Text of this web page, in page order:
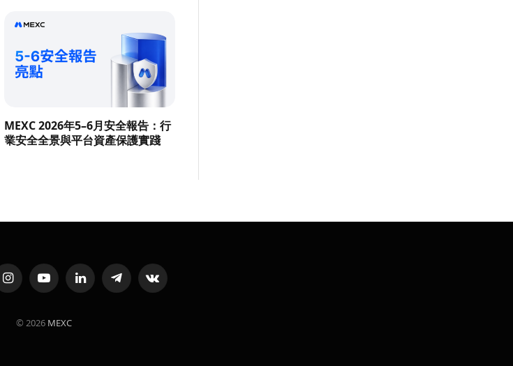
MEXC 2026年5–6月安全報告：行
業安全全景與平台資產保護實踐
InstagramYouTubeLinkedInTelegramVKontakte
© 2026 MEXC